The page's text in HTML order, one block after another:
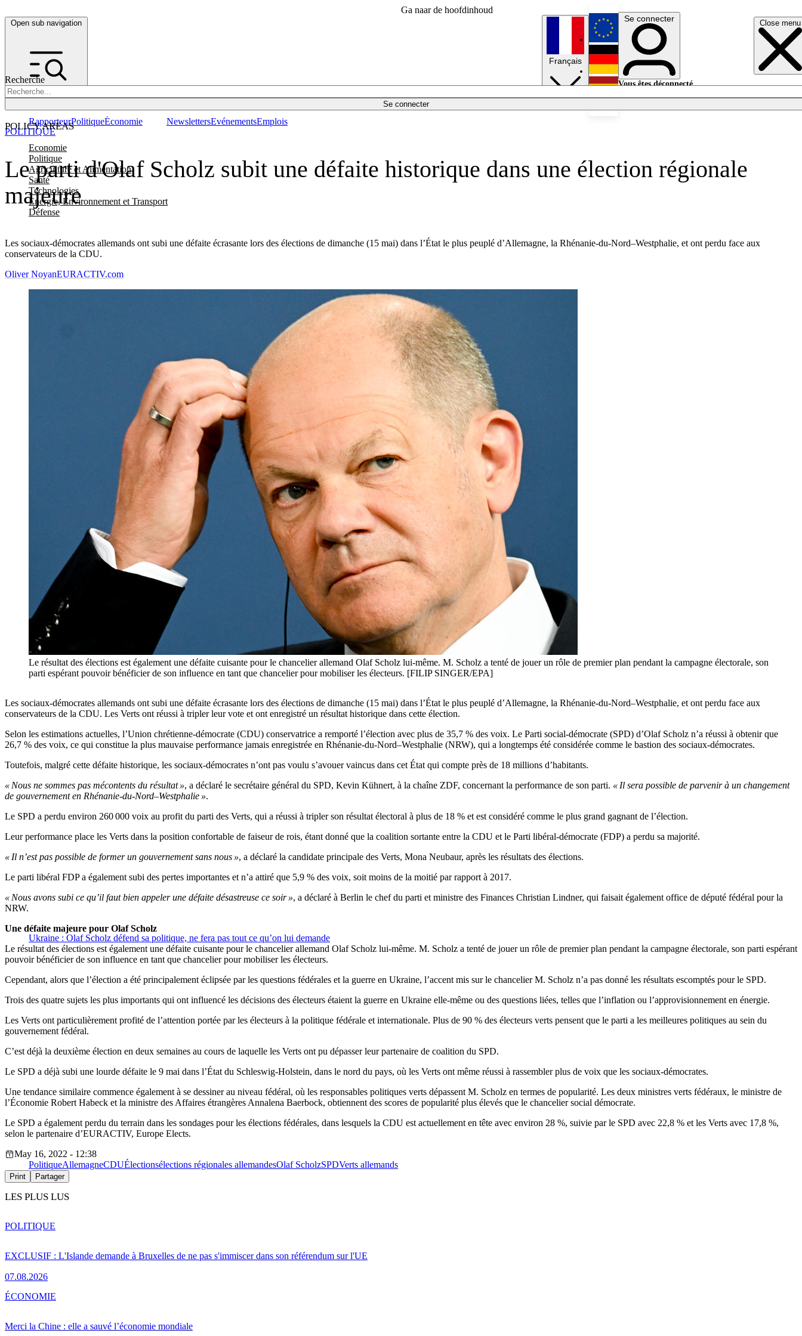
Ga naar de hoofdinhoud
Open sub navigation Close menu
Recherche
Se connecter
POLICY AREAS
Economie
Politique
Agriculture et Alimentation
Santé
Technologies
Energie, Environnement et Transport
Défense
RapporteurPolitiqueÉconomie NewslettersEvénementsEmplois
Français
English
Deutsch
Se connecter
Vous êtes déconnecté.
Le parti d'Olaf Scholz subit une défaite historique dans une élection régionale
majeure
Les sociaux-démocrates allemands ont subi une défaite écrasante lors des élections de dimanche (15 mai) dans l’État le plus peuplé d’Allemagne, la Rhénanie-du-Nord–Westphalie, et ont perdu face aux
conservateurs de la CDU.
POLITIQUE
Oliver NoyanEURACTIV.com
Le résultat des élections est également une défaite cuisante pour le chancelier allemand Olaf Scholz lui-même. M. Scholz a tenté de jouer un rôle de premier plan pendant la campagne électorale, son
parti espérant pouvoir bénéficier de son influence en tant que chancelier pour mobiliser les électeurs. [FILIP SINGER/EPA]
Les sociaux-démocrates allemands ont subi une défaite écrasante lors des élections de dimanche (15 mai) dans l’État le plus peuplé d’Allemagne, la Rhénanie-du-Nord–Westphalie, et ont perdu face aux
conservateurs de la CDU. Les Verts ont réussi à tripler leur vote et ont enregistré un résultat historique dans cette élection.
Selon les estimations actuelles, l’Union chrétienne-démocrate (CDU) conservatrice a remporté l’élection avec plus de 35,7 % des voix. Le Parti social-démocrate (SPD) d’Olaf Scholz n’a réussi à obtenir que
26,7 % des voix, ce qui constitue la plus mauvaise performance jamais enregistrée en Rhénanie-du-Nord–Westphalie (NRW), qui a longtemps été considérée comme le bastion des sociaux-démocrates.
Toutefois, malgré cette défaite historique, les sociaux-démocrates n’ont pas voulu s’avouer vaincus dans cet État qui compte près de 18 millions d’habitants.
« Nous ne sommes pas mécontents du résultat », a déclaré le secrétaire général du SPD, Kevin Kühnert, à la chaîne ZDF, concernant la performance de son parti. « Il sera possible de parvenir à un changement
de gouvernement en Rhénanie-du-Nord–Westphalie ».
Le SPD a perdu environ 260 000 voix au profit du parti des Verts, qui a réussi à tripler son résultat électoral à plus de 18 % et est considéré comme le plus grand gagnant de l’élection.
Leur performance place les Verts dans la position confortable de faiseur de rois, étant donné que la coalition sortante entre la CDU et le Parti libéral-démocrate (FDP) a perdu sa majorité.
« Il n’est pas possible de former un gouvernement sans nous », a déclaré la candidate principale des Verts, Mona Neubaur, après les résultats des élections.
Le parti libéral FDP a également subi des pertes importantes et n’a attiré que 5,9 % des voix, soit moins de la moitié par rapport à 2017.
« Nous avons subi ce qu’il faut bien appeler une défaite désastreuse ce soir », a déclaré à Berlin le chef du parti et ministre des Finances Christian Lindner, qui faisait également office de député fédéral pour la
NRW.
Ukraine : Olaf Scholz défend sa politique, ne fera pas tout ce qu’on lui demande
Une défaite majeure pour Olaf Scholz
Le résultat des élections est également une défaite cuisante pour le chancelier allemand Olaf Scholz lui-même. M. Scholz a tenté de jouer un rôle de premier plan pendant la campagne électorale, son parti espérant
pouvoir bénéficier de son influence en tant que chancelier pour mobiliser les électeurs.
Cependant, alors que l’élection a été principalement éclipsée par les questions fédérales et la guerre en Ukraine, l’accent mis sur le chancelier M. Scholz n’a pas donné les résultats escomptés pour le SPD.
Trois des quatre sujets les plus importants qui ont influencé les décisions des électeurs étaient la guerre en Ukraine elle-même ou des questions liées, telles que l’inflation ou l’approvisionnement en énergie.
Les Verts ont particulièrement profité de l’attention portée par les électeurs à la politique fédérale et internationale. Plus de 90 % des électeurs verts pensent que le parti a les meilleures politiques au sein du
gouvernement fédéral.
C’est déjà la deuxième élection en deux semaines au cours de laquelle les Verts ont pu dépasser leur partenaire de coalition du SPD.
Le SPD a déjà subi une lourde défaite le 9 mai dans l’État du Schleswig-Holstein, dans le nord du pays, où les Verts ont même réussi à rassembler plus de voix que les sociaux-démocrates.
Une tendance similaire commence également à se dessiner au niveau fédéral, où les responsables politiques verts dépassent M. Scholz en termes de popularité. Les deux ministres verts fédéraux, le ministre de
l’Économie Robert Habeck et la ministre des Affaires étrangères Annalena Baerbock, obtiennent des scores de popularité plus élevés que le chancelier social démocrate.
Le SPD a également perdu du terrain dans les sondages pour les élections fédérales, dans lesquels la CDU est actuellement en tête avec environ 28 %, suivie par le SPD avec 22,8 % et les Verts avec 17,8 %,
selon le partenaire d’EURACTIV, Europe Elects.
May 16, 2022 - 12:38
PolitiqueAllemagneCDUÉlectionsélections régionales allemandesOlaf ScholzSPDVerts allemands
Print Partager
LES PLUS LUS
EXCLUSIF : L'Islande demande à Bruxelles de ne pas s'immiscer dans son référendum sur l'UE
07.08.2026
POLITIQUE
Merci la Chine : elle a sauvé l’économie mondiale
ÉCONOMIE